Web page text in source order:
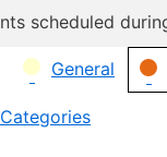
scheduled
General